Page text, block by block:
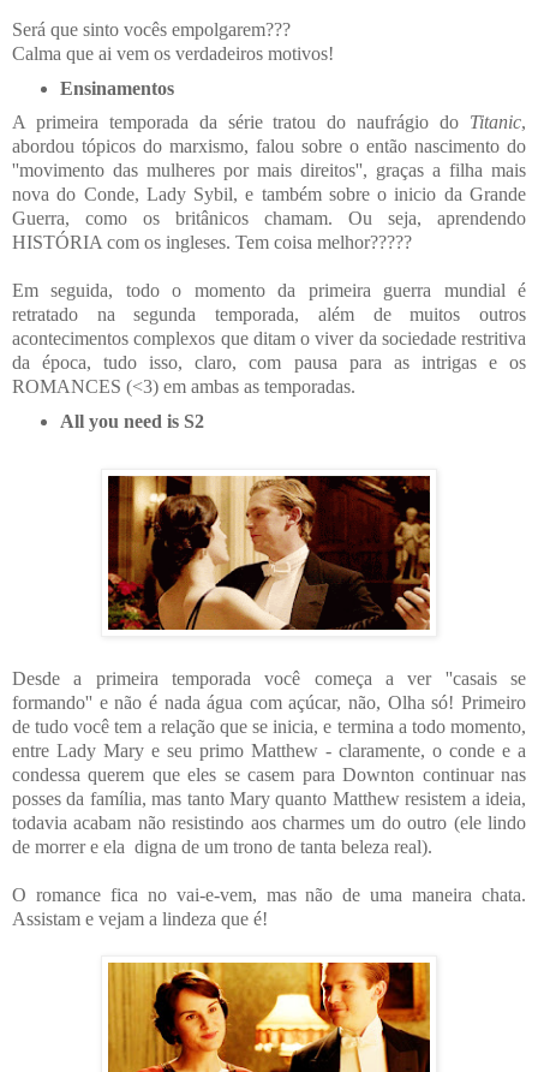
Será que sinto vocês empolgarem???
Calma que ai vem os verdadeiros motivos!
Ensinamentos
A primeira temporada da série tratou do naufrágio do Titanic,
abordou tópicos do marxismo, falou sobre o então nascimento do
''movimento das mulheres por mais direitos'', graças a filha mais
nova do Conde, Lady Sybil, e também sobre o inicio da Grande
Guerra, como os britânicos chamam. Ou seja, aprendendo
HISTÓRIA com os ingleses. Tem coisa melhor?????
Em seguida, todo o momento da primeira guerra mundial é
retratado na segunda temporada, além de muitos outros
acontecimentos complexos que ditam o viver da sociedade restritiva
da época, tudo isso, claro, com pausa para as intrigas e os
ROMANCES (<3) em ambas as temporadas.
All you need is S2
Desde a primeira temporada você começa a ver ''casais se
formando'' e não é nada água com açúcar, não, Olha só! Primeiro
de tudo você tem a relação que se inicia, e termina a todo momento,
entre Lady Mary e seu primo Matthew - claramente, o conde e a
condessa querem que eles se casem para Downton continuar nas
posses da família, mas tanto Mary quanto Matthew resistem a ideia,
todavia acabam não resistindo aos charmes um do outro (ele lindo
de morrer e ela digna de um trono de tanta beleza real).
O romance fica no vai-e-vem, mas não de uma maneira chata.
Assistam e vejam a lindeza que é!